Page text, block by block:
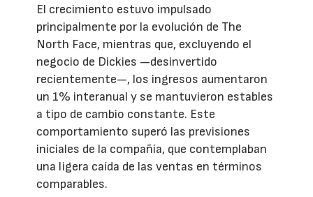
El crecimiento estuvo impulsado
principalmente por la evolución de The
North Face, mientras que, excluyendo el
negocio de Dickies —desinvertido
recientemente—, los ingresos aumentaron
un 1% interanual y se mantuvieron estables
a tipo de cambio constante. Este
comportamiento superó las previsiones
iniciales de la compañía, que contemplaban
una ligera caída de las ventas en términos
comparables.